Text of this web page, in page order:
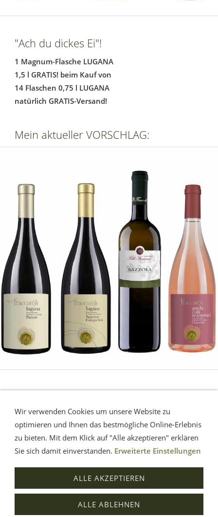
"Ach du dickes Ei"!
1 Magnum-Flasche LUGANA
1,5 l GRATIS! beim Kauf von
14 Flaschen 0,75 l LUGANA
natürlich GRATIS-Versand!
Mein aktueller VORSCHLAG:
Die sommerliche Erfrischung vom Gardasee.Eine
Musterauswahl.
Impressum AGB Widerrufsrecht
Datenschutz
Hilfe
Versand
Verträge widerrufen
Wir verwenden Cookies um unsere Website zu
optimieren und Ihnen das bestmögliche Online-Erlebnis
zu bieten. Mit dem Klick auf "Alle akzeptieren" erklären
Sie sich damit einverstanden. Erweiterte Einstellungen
ALLE AKZEPTIEREN
ALLE ABLEHNEN